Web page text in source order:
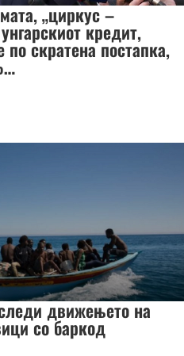
„циркус –
кредит,
скратена постапка,
движењето на
со баркод